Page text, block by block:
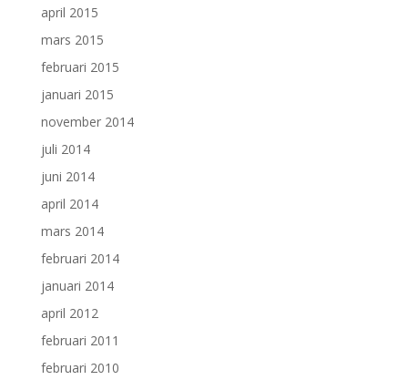
april 2015
mars 2015
februari 2015
januari 2015
november 2014
juli 2014
juni 2014
april 2014
mars 2014
februari 2014
januari 2014
april 2012
februari 2011
februari 2010